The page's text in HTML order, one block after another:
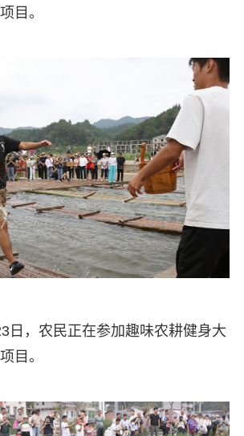
目。
日，农民正在参加趣味农耕健身大
目。